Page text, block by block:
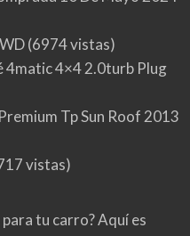
(6974 vistas)
4matic 4×4 2.0turb Plug
Tp Sun Roof 2013
vistas)
tu carro? Aquí es